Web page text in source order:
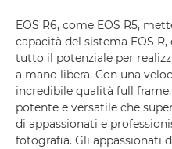
EOS R6, come EOS R5,
capacità del sistema EOS
tutto il potenziale per
a mano libera. Con una
incredibile qualità full
potente e versatile che
di appassionati e
fotografia. Gli appassionati